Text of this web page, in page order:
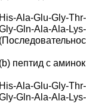
His-Ala-Glu-Gly-
Gln-Ala-Ala-
(b) пептид с
His-Ala-Glu-Gly-
Gln-Ala-Ala-